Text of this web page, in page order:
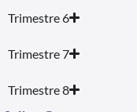
Trimestre 6
Trimestre 7
Trimestre 8